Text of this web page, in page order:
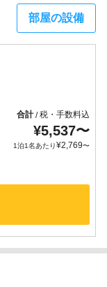
部屋の設備
合計/税・手数料込
¥5,537〜
1泊1名あたり¥2,769〜